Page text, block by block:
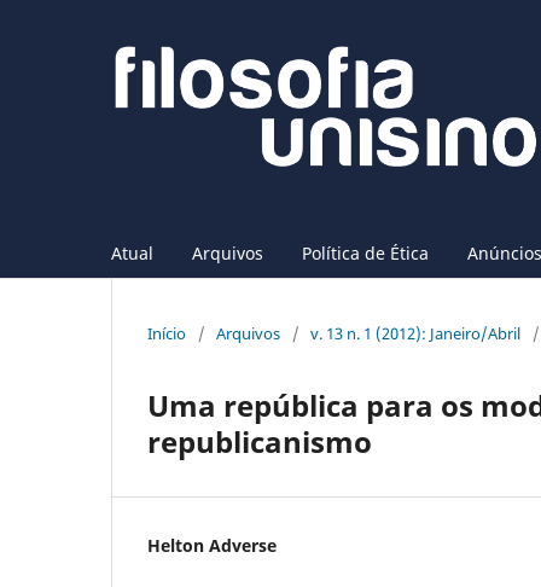
Atual Arquivos Política de Ética Anúncios
Início / Arquivos / v. 13 n. 1 (2012): Janeiro/Abril /
Uma república para os
republicanismo
Helton Adverse